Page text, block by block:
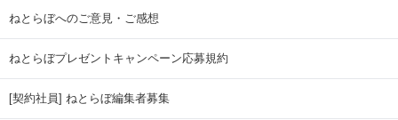
ねとらぼへのご意見・ご感想
ねとらぼプレゼントキャンペーン応募規約
[契約社員] ねとらぼ編集者募集